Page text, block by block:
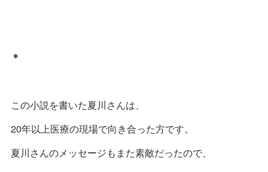
＊
この小説を書いた夏川さんは、
20年以上医療の現場で向き合った方です。
夏川さんのメッセージもまた素敵だったので、